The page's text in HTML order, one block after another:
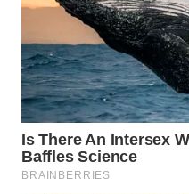
sem janelas grandes
ambientes integrados à
exaustor adaptado
cheiros fortes para
tornando o pós-cozinha
Em locais onde não é
potente ou duto
como um reforço